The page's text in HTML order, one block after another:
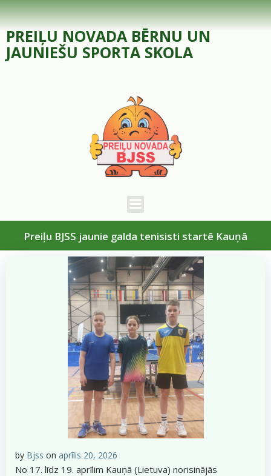
Skip
to
content
PREIĻU NOVADA BĒRNU UN
JAUNIEŠU SPORTA SKOLA
Preiļu BJSS jaunie galda tenisisti startē Kauņā
by Bjss on aprīlis 20, 2026
No 17. līdz 19. aprīlim Kauņā (Lietuva) norisinājās